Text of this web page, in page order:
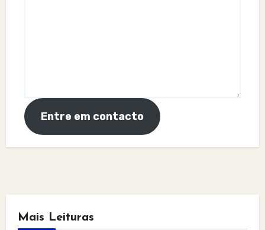
Entre em contacto
Mais Leituras